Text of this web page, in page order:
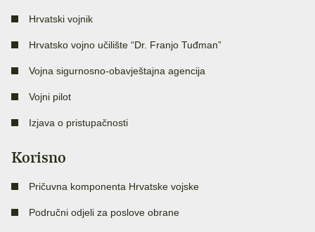
Hrvatski vojnik
Hrvatsko vojno učilište “Dr. Franjo Tuđman”
Vojna sigurnosno-obavještajna agencija
Vojni pilot
Izjava o pristupačnosti
Korisno
Pričuvna komponenta Hrvatske vojske
Područni odjeli za poslove obrane